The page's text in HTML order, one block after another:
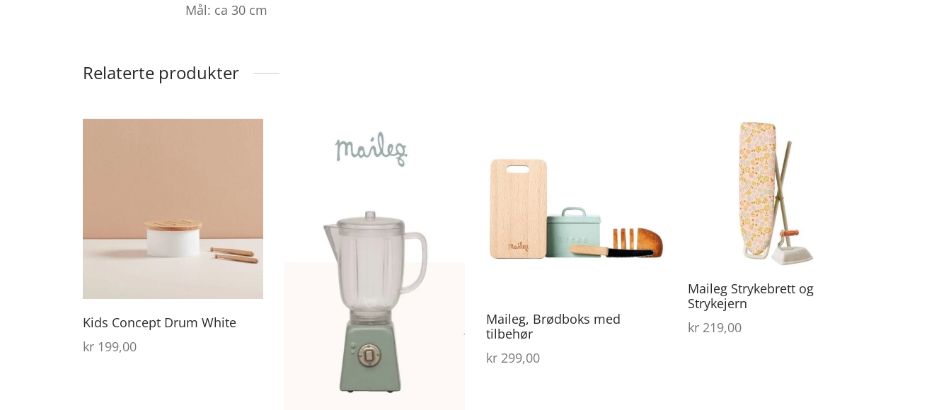
Mål: ca 30 cm
Relaterte produkter
Kids Concept Drum White
kr 199,00
Maileg, Brødboks med
tilbehør
kr 299,00
Maileg Strykebrett og
Strykejern
kr 219,00